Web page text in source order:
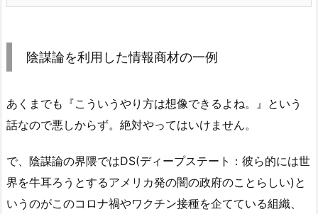
陰謀論を利用した情報商材の一例
あくまでも『こういうやり方は想像できるよね。』という
話なので悪しからず。絶対やってはいけません。
で、陰謀論の界隈ではDS(ディープステート：彼ら的には世
界を牛耳ろうとするアメリカ発の闇の政府のことらしい)と
いうのがこのコロナ禍やワクチン接種を企てている組織、